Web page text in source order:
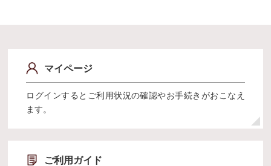
マイページ
ログインするとご利用状況の確認やお手続きがおこなえ
ます。
ご利用ガイド